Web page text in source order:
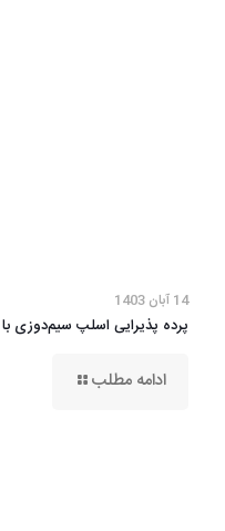
14 آبان 1403
پرده پذیرایی اسلپ سیم‌دوزی
ادامه مطلب